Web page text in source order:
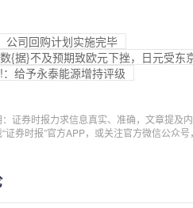
公司回购计划实施完毕
{据}不及预期致欧元下挫，日元受东
给予永泰能源增持评级
：证券时报力求信息真实、准确，文章提及
证券时报”官方APP，或关注官方微信公众